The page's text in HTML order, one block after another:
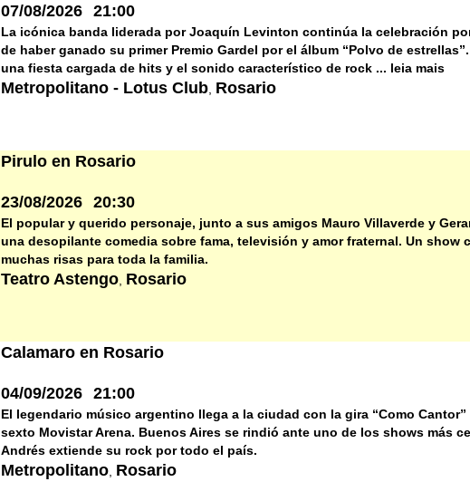
07/08/2026 21:00
La icónica banda liderada por Joaquín Levinton continúa la celebración
de haber ganado su primer Premio Gardel por el álbum “Polvo de
una fiesta cargada de hits y el sonido característico de rock ... leia mais
Metropolitano - Lotus Club, Rosario
Pirulo en Rosario
23/08/2026 20:30
El popular y querido personaje, junto a sus amigos Mauro Villaverde y
una desopilante comedia sobre fama, televisión y amor fraternal. Un show
muchas risas para toda la familia.
Teatro Astengo, Rosario
Calamaro en Rosario
04/09/2026 21:00
El legendario músico argentino llega a la ciudad con la gira “Como
sexto Movistar Arena. Buenos Aires se rindió ante uno de los shows más
Andrés extiende su rock por todo el país.
Metropolitano, Rosario